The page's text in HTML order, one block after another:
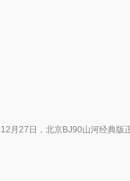
月27日，北京BJ90山河经典版